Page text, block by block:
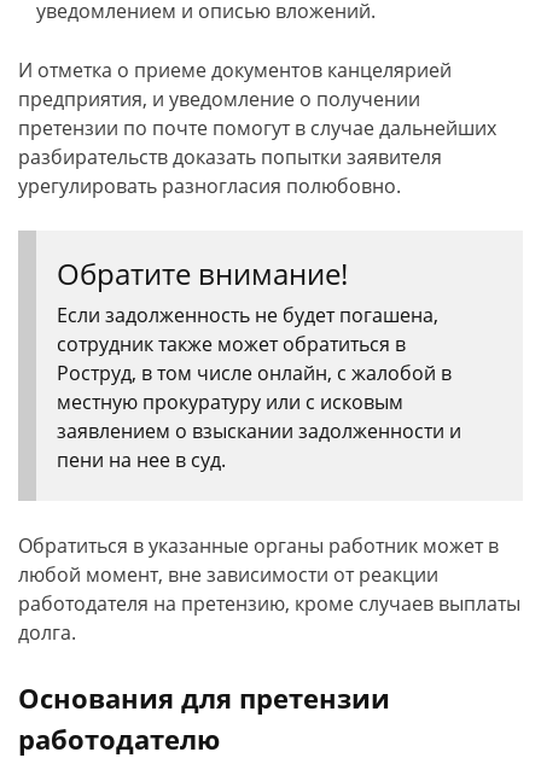
уведомлением и описью вложений.
И отметка о приеме документов канцелярией
предприятия, и уведомление о получении
претензии по почте помогут в случае дальнейших
разбирательств доказать попытки заявителя
урегулировать разногласия полюбовно.
Обратите внимание!
Если задолженность не будет погашена,
сотрудник также может обратиться в
Роструд, в том числе онлайн, с жалобой в
местную прокуратуру или с исковым
заявлением о взыскании задолженности и
пени на нее в суд.
Обратиться в указанные органы работник может в
любой момент, вне зависимости от реакции
работодателя на претензию, кроме случаев выплаты
долга.
Основания для претензии
работодателю